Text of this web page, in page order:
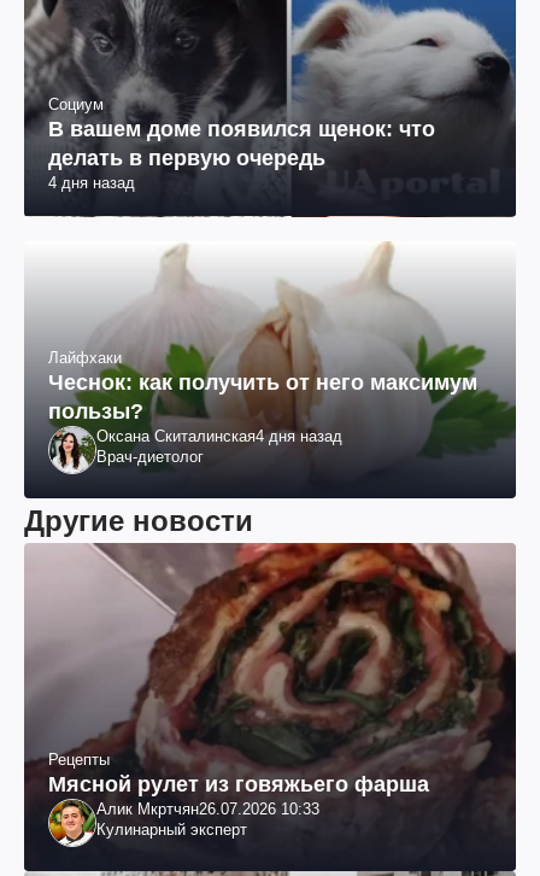
Социум
В вашем доме появился щенок: что
делать в первую очередь
4 дня назад
Лайфхаки
Чеснок: как получить от него максимум
пользы?
Оксана Скиталинская4 дня назад
Врач-диетолог
Другие новости
Рецепты
Мясной рулет из говяжьего фарша
Алик Мкртчян26.07.2026 10:33
Кулинарный эксперт